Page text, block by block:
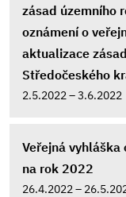
zásad územního
oznámení o
aktualizace
Středočeského
2.5.2022 – 3.6.2022
Veřejná
na rok 2022
26.4.2022 –